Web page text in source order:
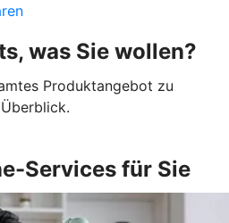
was Sie wollen?
Produktangebot zu
Services für Sie